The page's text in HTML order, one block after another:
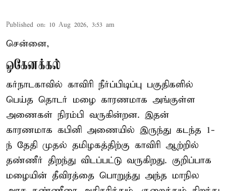
Published on: 10 Aug 2026, 3:53 am
சென்னை,
ஒகேனக்கல்
கர்நாடகாவில் காவிரி நீர்ப்பிடிப்பு பகுதிகளில்
பெய்த தொடர் மழை காரணமாக அங்குள்ள
அணைகள் நிரம்பி வருகின்றன. இதன்
காரணமாக கபினி அணையில் இருந்து கடந்த 1-
ந் தேதி முதல் தமிழகத்திற்கு காவிரி ஆற்றில்
தண்ணீர் திறந்து விடப்பட்டு வருகிறது. குறிப்பாக
மழையின் தீவிரத்தை பொறுத்து அந்த மாநில